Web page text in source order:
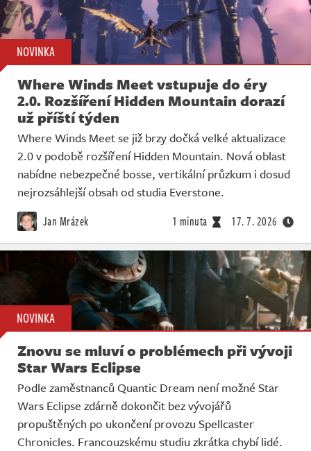
NOVINKA
Where Winds Meet vstupuje do éry
2.0. Rozšíření Hidden Mountain dorazí
už příští týden
Where Winds Meet se již brzy dočká velké aktualizace
2.0 v podobě rozšíření Hidden Mountain. Nová oblast
nabídne nebezpečné bosse, vertikální průzkum i dosud
nejrozsáhlejší obsah od studia Everstone.
Jan Mrázek 1 minuta 17. 7. 2026
NOVINKA
Znovu se mluví o problémech při vývoji
Star Wars Eclipse
Podle zaměstnanců Quantic Dream není možné Star
Wars Eclipse zdárně dokončit bez vývojářů
propuštěných po ukončení provozu Spellcaster
Chronicles. Francouzskému studiu zkrátka chybí lidé.